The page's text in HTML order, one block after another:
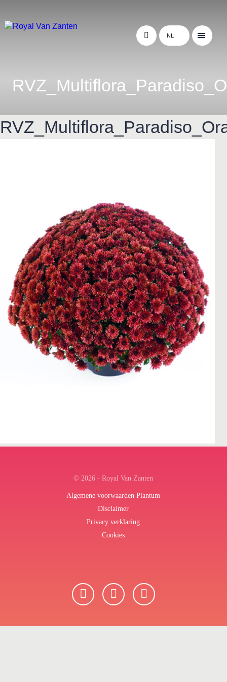
NL
© 2026 - Royal Van Zanten
Algemene voorwaarden Plantum
Disclaimer
Privacy verklaring
Cookies